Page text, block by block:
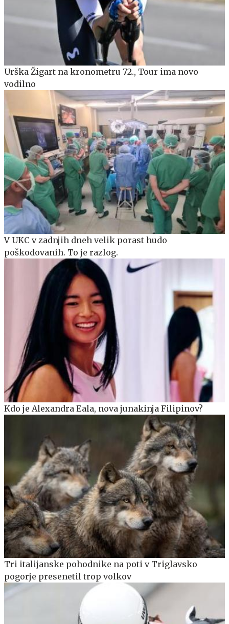
Urška Žigart na kronometru 72., Tour ima novo
vodilno
V UKC v zadnjih dneh velik porast hudo
poškodovanih. To je razlog.
Kdo je Alexandra Eala, nova junakinja Filipinov?
Tri italijanske pohodnike na poti v Triglavsko
pogorje presenetil trop volkov